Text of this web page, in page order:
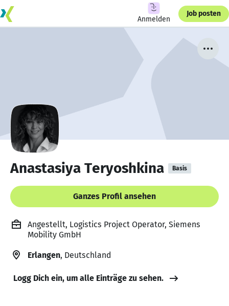
Anmelden
Job posten
Anastasiya Teryoshkina Basis
Ganzes Profil ansehen
Angestellt, Logistics Project Operator, Siemens
Mobility GmbH
Erlangen, Deutschland
Logg Dich ein, um alle Einträge zu sehen.